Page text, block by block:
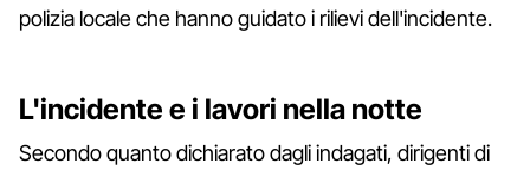
polizia locale che hanno guidato i rilievi dell'incidente.
L'incidente e i lavori nella notte
Secondo quanto dichiarato dagli indagati, dirigenti di